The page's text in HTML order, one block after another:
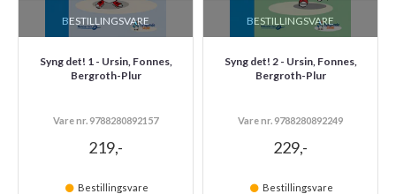
BESTILLINGSVARE
Syng det! 1 - Ursin, Fonnes,
Bergroth-Plur
Vare nr. 9788280892157
219,-
Bestillingsvare
BESTILLINGSVARE
Syng det! 2 - Ursin, Fonnes,
Bergroth-Plur
Vare nr. 9788280892249
229,-
Bestillingsvare